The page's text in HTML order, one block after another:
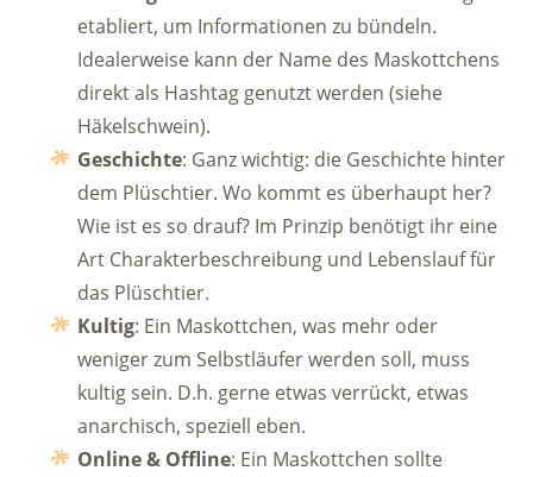
etabliert, um Informationen zu bündeln.
Idealerweise kann der Name des Maskottchens
direkt als Hashtag genutzt werden (siehe
Häkelschwein).
Geschichte: Ganz wichtig: die Geschichte hinter
dem Plüschtier. Wo kommt es überhaupt her?
Wie ist es so drauf? Im Prinzip benötigt ihr eine
Art Charakterbeschreibung und Lebenslauf für
das Plüschtier.
Kultig: Ein Maskottchen, was mehr oder
weniger zum Selbstläufer werden soll, muss
kultig sein. D.h. gerne etwas verrückt, etwas
anarchisch, speziell eben.
Online & Offline: Ein Maskottchen sollte